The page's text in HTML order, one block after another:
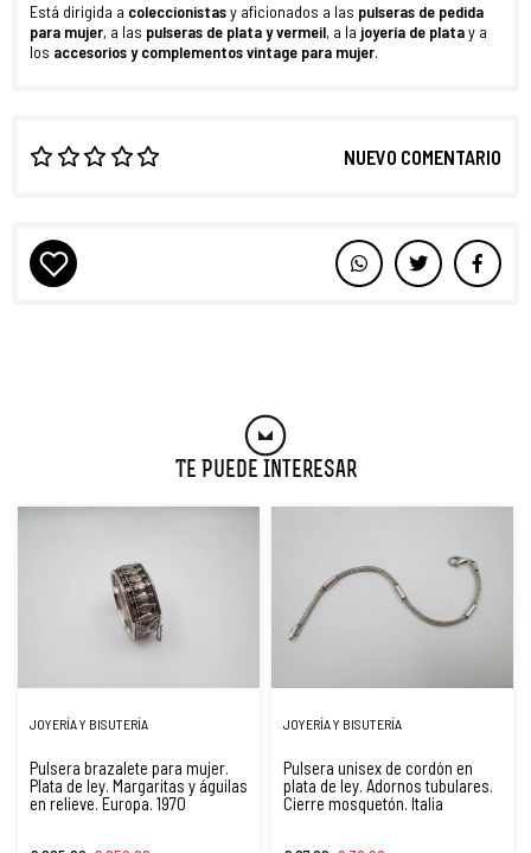
Está dirigida a coleccionistasy aficionados a las pulseras de pedida
para mujer, a las pulseras de plata y vermeil, a la joyería de platay a
los accesorios y complementos vintage para mujer.
NUEVO COMENTARIO
Te Puede Interesar
JOYERÍA Y BISUTERÍA
Pulsera brazalete para mujer.
Plata de ley. Margaritas y águilas
en relieve. Europa. 1970
JOYERÍA Y BISUTERÍA
Pulsera unisex de cordón en
plata de ley. Adornos tubulares.
Cierre mosquetón. Italia